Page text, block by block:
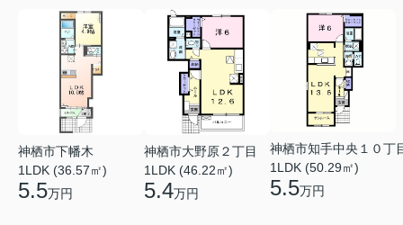
神栖市下幡木
1LDK (36.57㎡)
5.5万円
神栖市大野原２丁目
1LDK (46.22㎡)
5.4万円
神栖市知手中央１０丁
1LDK (50.29㎡)
5.5万円